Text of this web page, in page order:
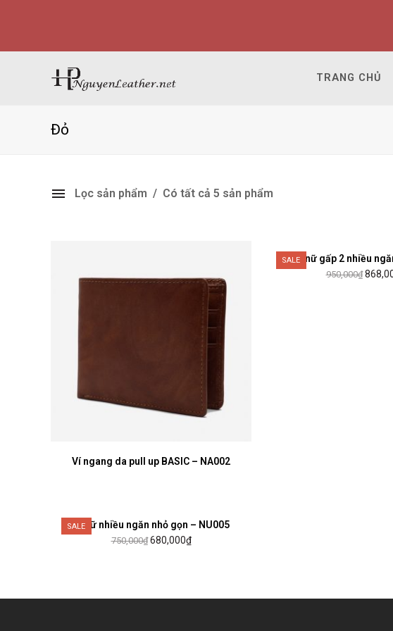
TRANG CHỦ
Đỏ
Lọc sản phẩm Có tất cả 5 sản phẩm
LỰA CHỌN CÁC TÙY CHỌN
Ví ngang da pull up BASIC – NA002
SALE MUA HÀNG
Ví nữ gấp 2 nhiều
950,000₫
SALE MUA HÀNG
Ví nữ nhiều ngăn nhỏ gọn – NU005
750,000₫ 680,000₫